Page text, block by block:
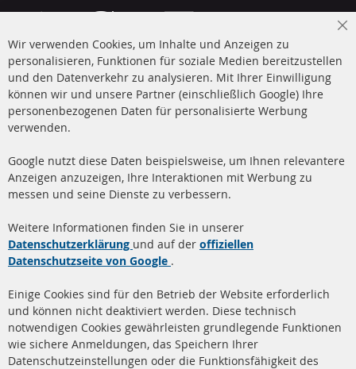
+49 (0) 4533 799 00 0
Mo-Do: 09-17 Uhr, Fr 09-16 Uhr
info@contra-automotive.de
facebook
instagram
Quick Links
Dieselpartikelfilter (DPF)
Dieselpartikelfilter
Katalysator (KAT)
Sensoren
FAQ
Kundenservice
Über uns
Versandkosten
Kontakt
Vertrag widerrufen
Wir verwenden Cookies, um Inhalte und Anzeigen zu
personalisieren, Funktionen für soziale Medien bereitzustellen
und den Datenverkehr zu analysieren. Mit Ihrer Einwilligung
können wir und unsere Partner (einschließlich Google) Ihre
personenbezogenen Daten für personalisierte Werbung
verwenden.
Google nutzt diese Daten beispielsweise, um Ihnen relevantere
Anzeigen anzuzeigen, Ihre Interaktionen mit Werbung zu
messen und seine Dienste zu verbessern.
Weitere Informationen finden Sie in unserer
Datenschutzerklärung und auf der offiziellen
Datenschutzseite von Google .
Einige Cookies sind für den Betrieb der Website erforderlich
und können nicht deaktiviert werden. Diese technisch
notwendigen Cookies gewährleisten grundlegende Funktionen
wie sichere Anmeldungen, das Speichern Ihrer
Datenschutzeinstellungen oder die Funktionsfähigkeit des